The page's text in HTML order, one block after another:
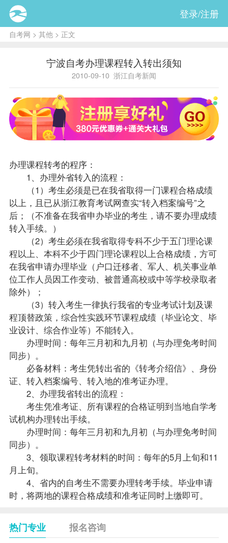
登录/注册
自考网 > 其他 > 正文
宁波自考办理课程转入转出须知
2010-09-10 浙江自考新闻
办理课程转考的程序：
1、办理外省转入的流程：
（1）考生必须是已在我省取得一门课程合格成绩
以上，且已从浙江教育考试网查实“转入档案编号”之
后；（不准备在我省申办毕业的考生，请不要办理成绩
转入手续。）
（2）考生必须在我省取得专科不少于五门理论课
程以上、本科不少于四门理论课程以上合格成绩，方可
在我省申请办理毕业（户口迁移者、军人、机关事业单
位工作人员因工作变动、被普通高校或中等学校录取者
除外）；
（3）转入考生一律执行我省的专业考试计划及课
程顶替政策 ，综合性实践环节课程成绩（毕业论文、毕
业设计、综合作业等）不能转入。
办理时间：每年三月初和九月初（与办理免考时间
同步）。
必备材料：考生凭转出省的《转考介绍信》、身份
证、转入档案编号、转入地的准考证办理。
2、办理我省转出的流程：
考生凭准考证、所有课程的合格证明到当地自学考
试机构办理转出手续。
办理时间：每年三月初和九月初（与办理免考时间
同步）。
3、领取课程转考材料的时间：每年的5月上旬和11
月上旬。
4、省内的自考生不需要办理转考手续。毕业申请
时，将两地的课程合格成绩和准考证同时上缴即可。
热门专业 报名咨询